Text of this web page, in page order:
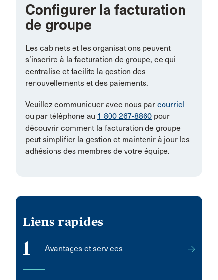
Configurer la facturation
de groupe
Les cabinets et les organisations peuvent
s’inscrire à la facturation de groupe, ce qui
centralise et facilite la gestion des
renouvellements et des paiements.
Veuillez communiquer avec nous par courriel
ou par téléphone au 1 800 267-8860 pour
découvrir comment la facturation de groupe
peut simplifier la gestion et maintenir à jour les
adhésions des membres de votre équipe.
Liens rapides
1 Avantages et services